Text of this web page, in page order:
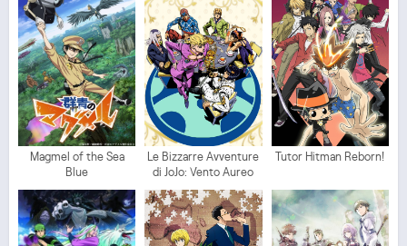
Magmel of the Sea
Blue
Le Bizzarre Avventure
di JoJo: Vento Aureo
Tutor Hitman Reborn!